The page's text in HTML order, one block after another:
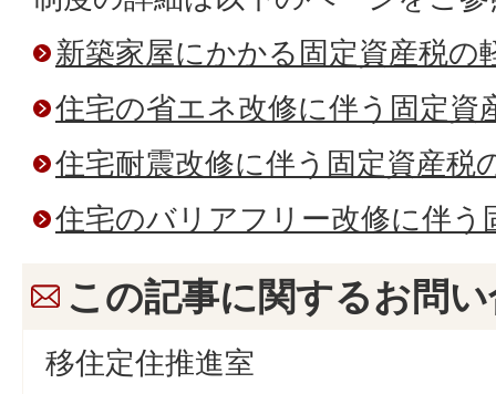
新築家屋にかかる固定資産税の
住宅の省エネ改修に伴う固定資
住宅耐震改修に伴う固定資産税
住宅のバリアフリー改修に伴う
この記事に関するお問
移住定住推進室